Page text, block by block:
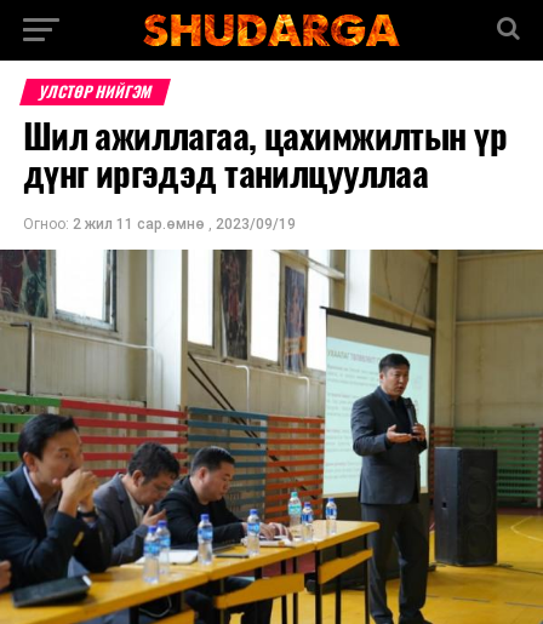
УЛСТӨР НИЙГЭМ
Шил ажиллагаа, цахимжилтын үр
дүнг иргэдэд танилцууллаа
Огноо: 2 жил 11 сар.өмнө , 2023/09/19